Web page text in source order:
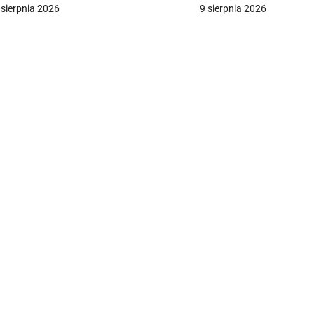
2026 9 sierpnia 2026